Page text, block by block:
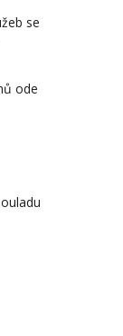
se
ode